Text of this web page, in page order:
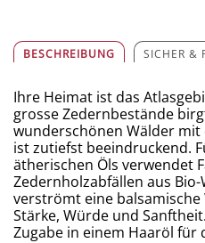
BESCHREIBUNG SICHER &
Ihre Heimat ist das
grosse Zedernbestände
wunderschönen Wälder
ist zutiefst beeindruckend.
ätherischen Öls verwendet
Zedernholzabfällen aus
verströmt eine
Stärke, Würde und
Zugabe in einem Haaröl für